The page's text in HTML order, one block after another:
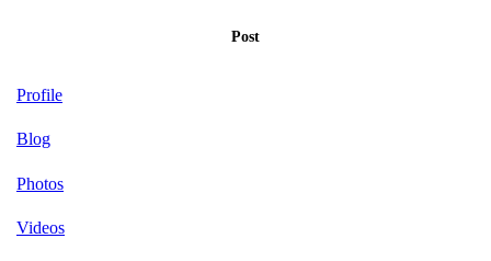
Post
Profile
Blog
Photos
Videos